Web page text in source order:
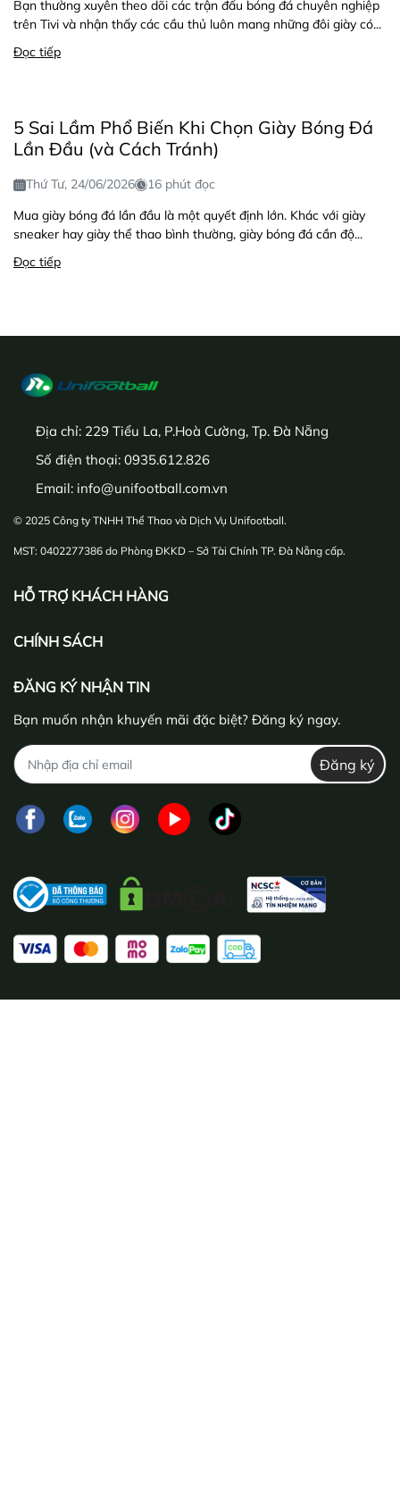
Bạn thường xuyên theo dõi các trận đấu bóng đá chuyên nghiệp
trên Tivi và nhận thấy các cầu thủ luôn mang những đôi giày có...
Đọc tiếp
5 Sai Lầm Phổ Biến Khi Chọn Giày Bóng Đá
Lần Đầu (và Cách Tránh)
Thứ Tư, 24/06/2026
16 phút đọc
Mua giày bóng đá lần đầu là một quyết định lớn. Khác với giày
sneaker hay giày thể thao bình thường, giày bóng đá cần độ...
Đọc tiếp
Địa chỉ: 229 Tiểu La, P.Hoà Cường, Tp. Đà Nẵng
Số điện thoại: 0935.612.826
Email: info@unifootball.com.vn
© 2025 Công ty TNHH Thể Thao và Dịch Vụ Unifootball.
MST: 0402277386 do Phòng ĐKKD – Sở Tài Chính TP. Đà Nẵng cấp.
HỖ TRỢ KHÁCH HÀNG
CHÍNH SÁCH
ĐĂNG KÝ NHẬN TIN
Bạn muốn nhận khuyến mãi đặc biệt? Đăng ký ngay.
Đăng ký